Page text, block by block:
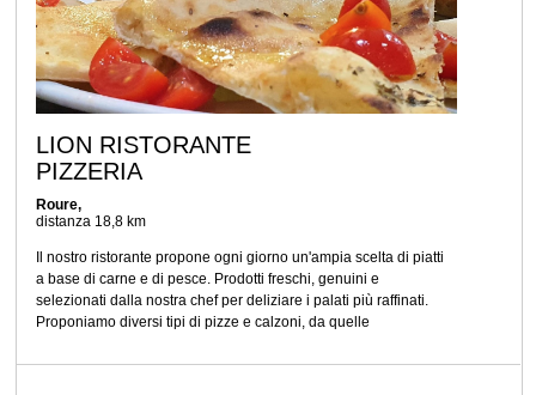
LION RISTORANTE
PIZZERIA
Roure,
distanza 18,8 km
Il nostro ristorante propone ogni giorno un'ampia scelta di piatti
a base di carne e di pesce. Prodotti freschi, genuini e
selezionati dalla nostra chef per deliziare i palati più raffinati.
Proponiamo diversi tipi di pizze e calzoni, da quelle